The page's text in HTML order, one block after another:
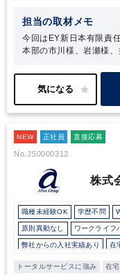
担当の取材メモ
今回はEY新日本有限責
本部の市川様、岩瀬様
社会をよりよくしてい
彼らのミッションです
く伝える力が求められ
このようにAIラボでの業
や新しい職種と言える
るやりがいのある仕事
できました。監査業務
応募していただきたい
NEW 正社員 直接応募
No.JS0000312
株式
職種未経験OK 学歴不問
原則異動なし ワークライフ
弊社からの入社実績あり 在
所定労働時間8時間未満 駅
トータルサービスに強み 在